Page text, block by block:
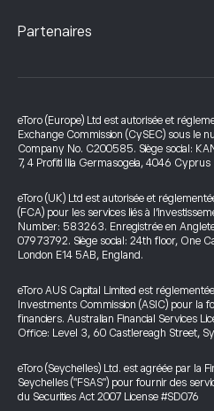
Partenaires
eToro (Europe) Ltd est autorisée et
Exchange Commission (CySEC) sous le
Company No. C200585. Siège social:
7, 4 Profiti Ilia Germasogeia, 4046 Cyprus
eToro (UK) Ltd est autorisée et
(FCA) pour les services liés à
Number: 583263. Enregistrée en
07973792. Siège social: 24th floor, One
London E14 5AB, England.
eToro AUS Capital Limited est
Investments Commission (ASIC) pour la
financiers. Australian Financial Services
Office: Level 3, 60 Castlereagh Street,
eToro (Seychelles) Ltd. est agréée par la
Seychelles ("FSAS") pour fournir des
du Securities Act 2007 License #SD076